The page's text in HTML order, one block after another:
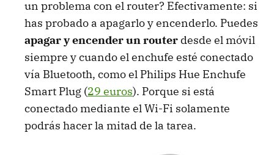
un problema con el router? Efectivamente: si
has probado a apagarlo y encenderlo. Puedes
apagar y encender un router desde el móvil
siempre y cuando el enchufe esté conectado
vía Bluetooth, como el Philips Hue Enchufe
Smart Plug (29 euros). Porque si está
conectado mediante el Wi-Fi solamente
podrás hacer la mitad de la tarea.